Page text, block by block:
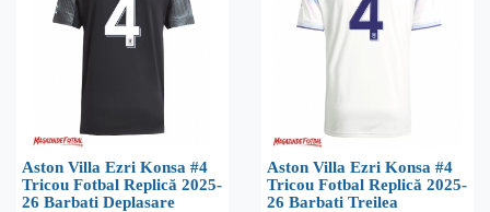
Aston Villa Ezri Konsa #4
Tricou Fotbal Replică 2025-
26 Barbati Deplasare
Aston Villa Ezri Konsa #4
Tricou Fotbal Replică 2025-
26 Barbati Treilea